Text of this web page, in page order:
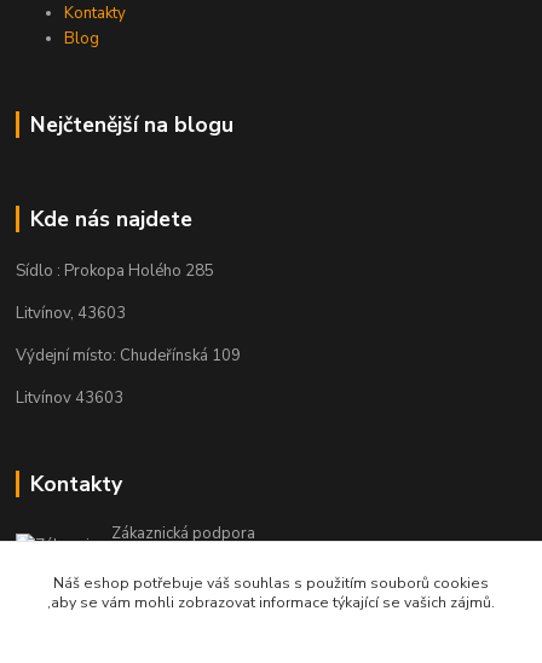
Kontakty
Blog
Nejčtenější na blogu
Kde nás najdete
Sídlo : Prokopa Holého 285
Litvínov, 43603
Výdejní místo: Chudeřínská 109
Litvínov 43603
Kontakty
Zákaznická podpora
(Po-Pá, 8-16 hod.)
Náš eshop potřebuje váš souhlas s použitím souborů cookies
,aby se vám mohli zobrazovat informace týkající se vašich zájmů.